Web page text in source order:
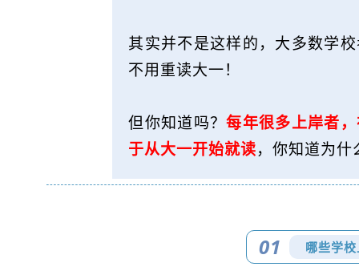
其实并不是这样的，大多数学
不用重读大一！
但你知道吗？每年很多上岸者
于从大一开始就读，你知道为什
01 哪些学